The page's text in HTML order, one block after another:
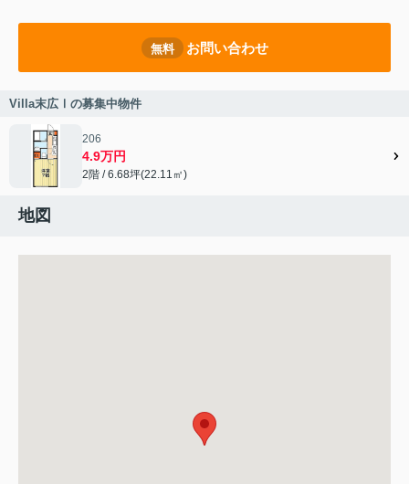
無料 お問い合わせ
Villa末広Ⅰの募集中物件
206
4.9万円
2階 / 6.68坪(22.11㎡)
地図